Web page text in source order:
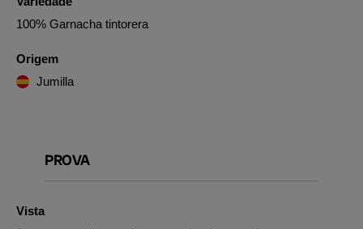
100% Garnacha tintorera
Origem
Jumilla
PROVA
Vista